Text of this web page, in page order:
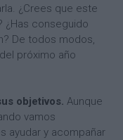
¿Crees que este
¿Has conseguido
De todos modos,
próximo año
objetivos. Aunque
vamos
ayudar y acompañar